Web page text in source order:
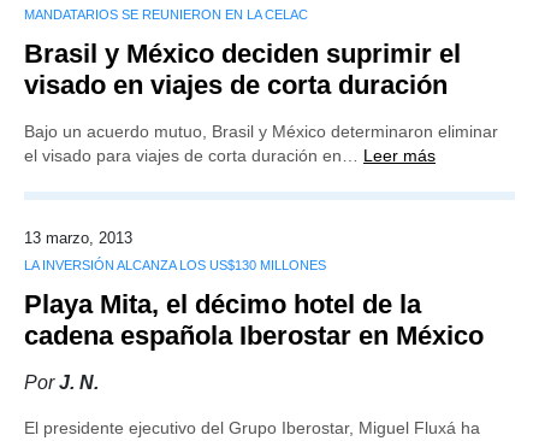
MANDATARIOS SE REUNIERON EN LA CELAC
Brasil y México deciden suprimir el
visado en viajes de corta duración
Bajo un acuerdo mutuo, Brasil y México determinaron eliminar
el visado para viajes de corta duración en… Leer más
13 marzo, 2013
LA INVERSIÓN ALCANZA LOS US$130 MILLONES
Playa Mita, el décimo hotel de la
cadena española Iberostar en México
PorJ. N.
El presidente ejecutivo del Grupo Iberostar, Miguel Fluxá ha